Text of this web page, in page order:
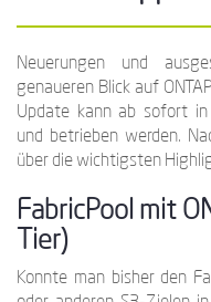
Neuerungen und
genaueren Blick auf
Update kann ab sofort
und betrieben werden.
über die wichtigsten
FabricPool mit
Tier)
Konnte man bisher den